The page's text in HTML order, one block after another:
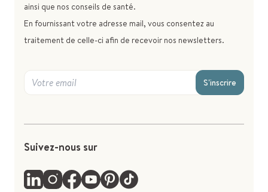
ainsi que nos conseils de santé.
En fournissant votre adresse mail, vous consentez au
traitement de celle-ci afin de recevoir nos newsletters.
S'inscrire
Suivez-nous sur